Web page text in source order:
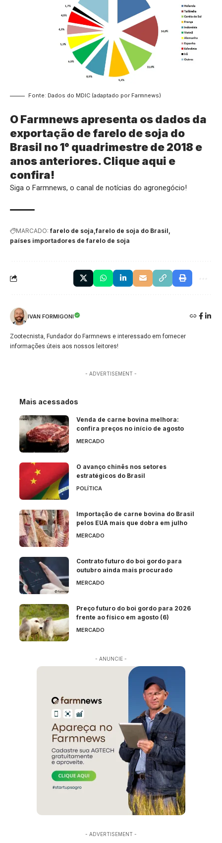
Fonte: Dados do MDIC (adaptado por Farmnews)
O Farmnews apresenta os dados da
exportação de farelo de soja do
Brasil no 1° quadrimestre de 2018 e
anos anteriores.Clique aqui e
confira!
Siga o Farmnews, o canal de notícias do agronegócio!
MARCADO: farelo de soja farelo de soja do Brasil
países importadores de farelo de soja
IVAN FORMIGONI
Zootecnista, Fundador do Farmnews e interessado em fornecer
informações úteis aos nossos leitores!
- ADVERTISEMENT -
Mais acessados
Venda de carne bovina melhora:
confira preços no início de agosto
MERCADO
O avanço chinês nos setores
estratégicos do Brasil
POLÍTICA
Importação de carne bovina do Brasil
pelos EUA mais que dobra em julho
MERCADO
Contrato futuro do boi gordo para
outubro ainda mais procurado
MERCADO
Preço futuro do boi gordo para 2026
frente ao físico em agosto (6)
MERCADO
- ANUNCIE -
- ADVERTISEMENT -